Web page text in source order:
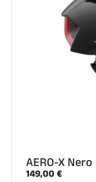
AERO-X Nero
149,00 €